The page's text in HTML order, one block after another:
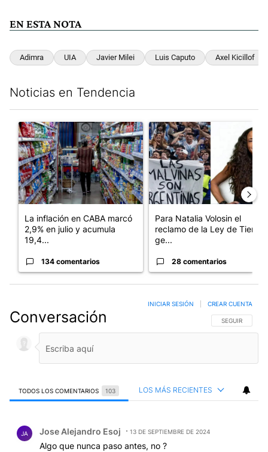
EN ESTA NOTA
Adimra UIA Javier Milei Luis Caputo Axel Kicillof
Noticias en Tendencia
Un artículo de tendencia con el título "La inflación en CABA
La inflación en CABA marcó
2,9% en julio y acumula
19,4...
134 comentarios
Un artículo de tendencia con
Para Natalia Volosin el
reclamo de la Ley de Tierras
ge...
28 comentarios
Conversación SIGA ESTA
SEGUIR
INICIAR SESIÓN CREAR CUENTA
TODOS LOS COMENTARIOS 103 LOS MÁS RECIENTES
JA Jose Alejandro Esoj 13 DE SEPTIEMBRE DE 2024
Algo que nunca paso antes, no ?